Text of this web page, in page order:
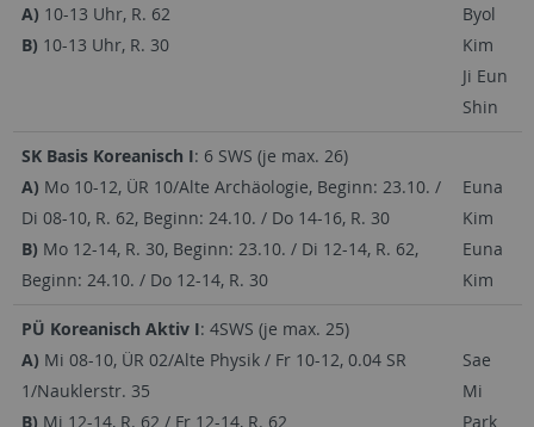
A) 10-13 Uhr, R. 62
B) 10-13 Uhr, R. 30
Byol
Kim
Ji Eun
Shin
SK Basis Koreanisch I: 6 SWS (je max. 26)
A) Mo 10-12, ÜR 10/Alte Archäologie, Beginn: 23.10. /
Di 08-10, R. 62, Beginn: 24.10. / Do 14-16, R. 30
B) Mo 12-14, R. 30, Beginn: 23.10. / Di 12-14, R. 62,
Beginn: 24.10. / Do 12-14, R. 30
Euna
Kim
Euna
Kim
PÜ Koreanisch Aktiv I: 4SWS (je max. 25)
A) Mi 08-10, ÜR 02/Alte Physik / Fr 10-12, 0.04 SR
1/Nauklerstr. 35
B) Mi 12-14, R. 62 / Fr 12-14, R. 62
Sae
Mi
Park